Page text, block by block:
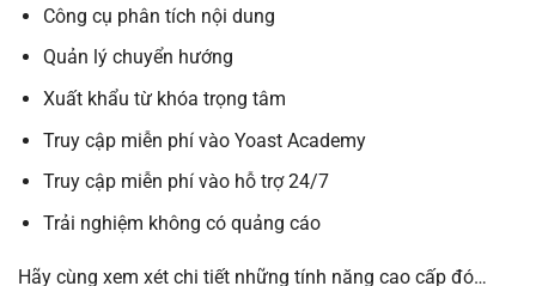
Công cụ phân tích nội dung
Quản lý chuyển hướng
Xuất khẩu từ khóa trọng tâm
Truy cập miễn phí vào Yoast Academy
Truy cập miễn phí vào hỗ trợ 24/7
Trải nghiệm không có quảng cáo
Hãy cùng xem xét chi tiết những tính năng cao cấp đó…